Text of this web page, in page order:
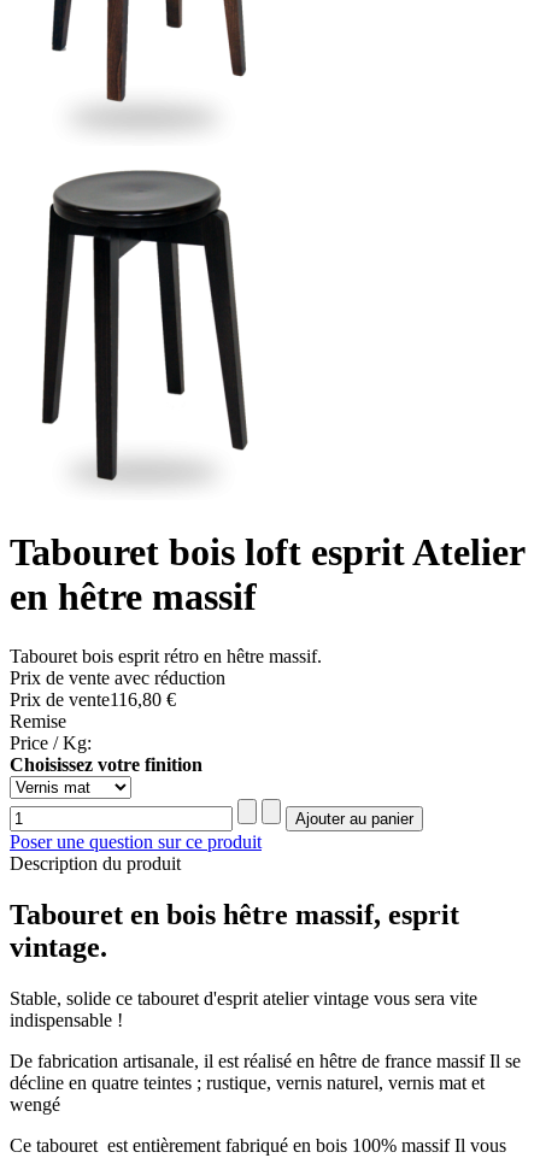
Tabouret bois loft esprit Atelier
en hêtre massif
Tabouret bois esprit rétro en hêtre massif.
Prix de vente avec réduction
Prix ​​de vente116,80 €
Remise
Price / Kg:
Choisissez votre finition
Poser une question sur ce produit
Description du produit
Tabouret en bois hêtre massif, esprit
vintage.
Stable, solide ce tabouret d'esprit atelier vintage vous sera vite
indispensable !
De fabrication artisanale, il est réalisé en hêtre de france massif Il se
décline en quatre teintes ; rustique, vernis naturel, vernis mat et
wengé
Ce tabouret est entièrement fabriqué en bois 100% massif Il vous